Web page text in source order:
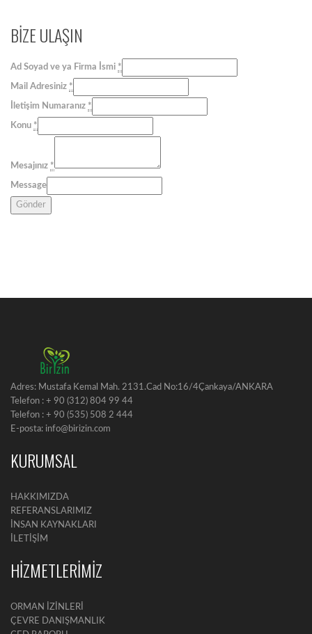
BİZE ULAŞIN
Ad Soyad ve ya Firma İsmi *
Mail Adresiniz *
İletişim Numaranız *
Konu *
Mesajınız *
Message
Gönder
Adres: Mustafa Kemal Mah. 2131.Cad No:16/4Çankaya/ANKARA
Telefon : + 90 (312) 804 99 44
Telefon : + 90 (535) 508 2 444
E-posta: info@birizin.com
KURUMSAL
HAKKIMIZDA
REFERANSLARIMIZ
İNSAN KAYNAKLARI
İLETİŞİM
HİZMETLERİMİZ
ORMAN İZİNLERİ
ÇEVRE DANIŞMANLIK